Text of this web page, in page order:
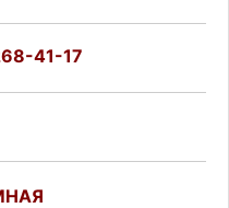
41-17